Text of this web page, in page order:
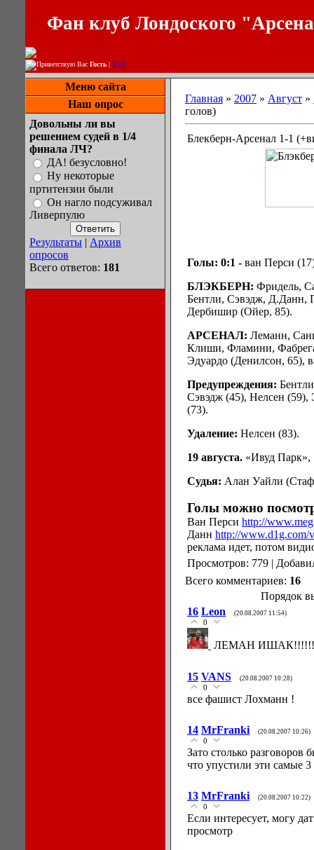
Фан клуб Лондоского
Приветствую Вас Гость | RSS
Меню сайта
Наш опрос
Довольны ли вы
решением судей в 1/4
финала ЛЧ?
ДА! безусловно!
Ну некоторые
пртитензии были
Он нагло подсуживал
Ливерпулю
Результаты | Архив
опросов
Всего ответов: 181
Главная » 2007 » Август »
голов)
Блекберн-Арсенал 1-1
Голы: 0:1 - ван Перси
БЛЭКБЕРН: Фридель,
Бентли, Сэвэдж, Д.Данн,
Дербишир (Ойер, 85).
АРСЕНАЛ: Леманн,
Клиши, Фламини,
Эдуардо (Денилсон, 65),
Предупреждения:
Сэвэдж (45), Нелсен
(73).
Удаление: Нелсен (83).
19 августа. «Ивуд Парк»,
Судья: Алан Уайли
Голы можно
Ван Перси http://
Данн http://www.d1g.com/
реклама идет, потом
Просмотров: 779 |
Всего комментариев: 16
Порядок
16 Leon (20.08.2007 11:54)
0
ЛЕМАН
15 VANS (20.08.2007 10:28)
0
все фашист Лохманн !
14 MrFranki (20.08.2007 10:26)
0
Зато столько
что упустили эти самые 3
13 MrFranki (20.08.2007 10:22)
0
Если интересует, могу
просмотр